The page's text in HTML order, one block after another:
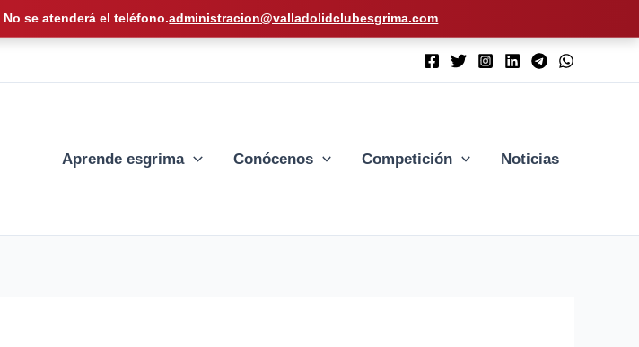
se atenderá el teléfono.administracion@valladolidclubesgrima.com
Aprende esgrima Conócenos Competición Noticias